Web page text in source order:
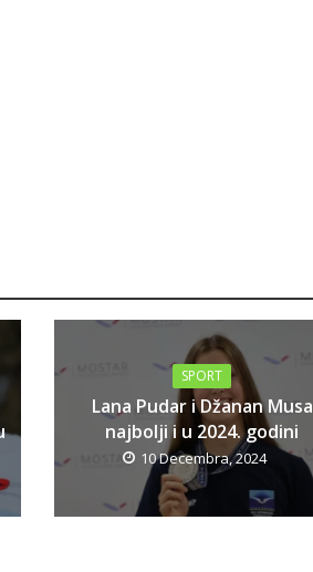
SPORT
Lana Pudar i Džanan Musa
najbolji i u 2024. godini
10 Decembra, 2024